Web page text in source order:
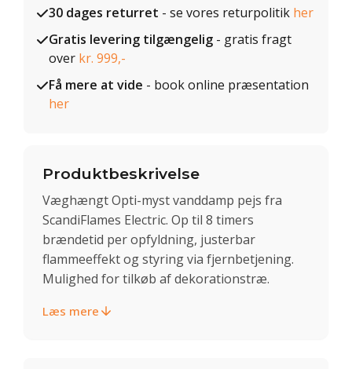
30 dages returret - se vores returpolitik her
Gratis levering tilgængelig - gratis fragt
over kr. 999,-
Få mere at vide - book online præsentation
her
Produktbeskrivelse
Væghængt Opti-myst vanddamp pejs fra
ScandiFlames Electric. Op til 8 timers
brændetid per opfyldning, justerbar
flammeeffekt og styring via fjernbetjening.
Mulighed for tilkøb af dekorationstræ.
Læs mere